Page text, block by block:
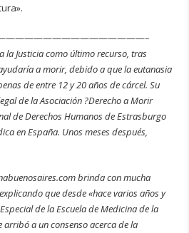
la Justicia como último recurso, tras
a morir, debido a que la eutanasia
de entre 12 y 20 años de cárcel. Su
de la Asociación ?Derecho a Morir
de Derechos Humanos de Estrasburgo
en España. Unos meses después,
brinda con mucha
que desde «hace varios años y
de la Escuela de Medicina de la
a un consenso acerca de la